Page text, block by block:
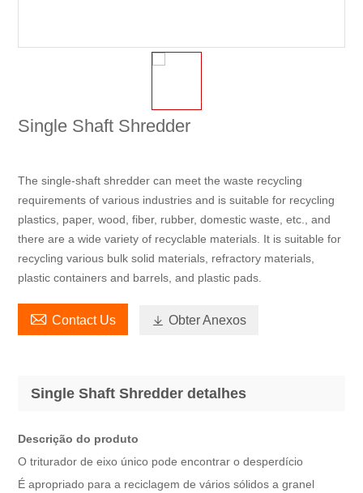
Single Shaft Shredder
The single-shaft shredder can meet the waste recycling
requirements of various industries and is suitable for recycling
plastics, paper, wood, fiber, rubber, domestic waste, etc., and
there are a wide variety of recyclable materials. It is suitable for
recycling various bulk solid materials, refractory materials,
plastic containers and barrels, and plastic pads.
 Contact Us  Obter Anexos
Single Shaft Shredder detalhes
Descrição do produto
O triturador de eixo único pode encontrar o desperdício
É apropriado para a reciclagem de vários sólidos a granel